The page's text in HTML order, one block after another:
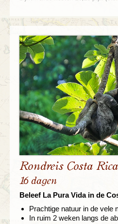
Rondreis Costa Rica
16 dagen
Beleef La Pura Vida in de
Prachtige natuur in de vele
In ruim 2 weken langs de